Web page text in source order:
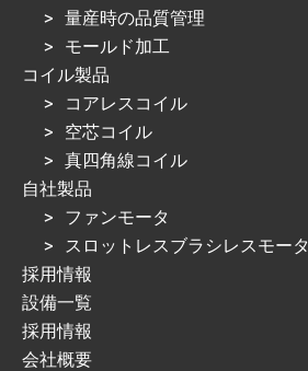
量産時の品質管理
モールド加工
コイル製品
コアレスコイル
空芯コイル
真四角線コイル
自社製品
ファンモータ
スロットレスブラシレスモータ
採用情報
設備一覧
採用情報
会社概要